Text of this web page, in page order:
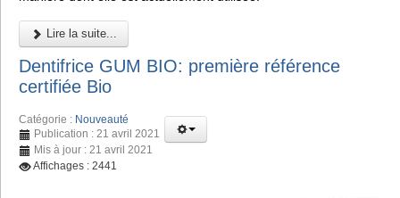
Lire la suite...
Dentifrice GUM BIO: première référence
certifiée Bio
Catégorie : Nouveauté
Publication : 21 avril 2021
Mis à jour : 21 avril 2021
Affichages : 2441